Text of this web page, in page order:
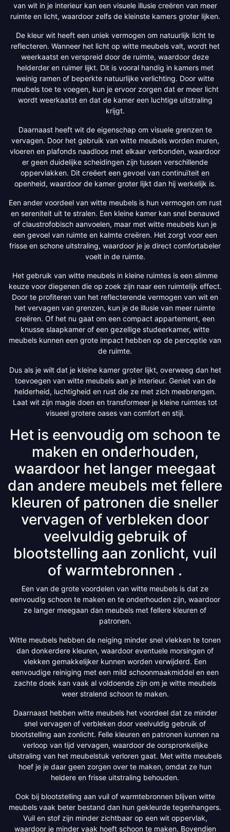
van wit in je interieur kan een visuele illusie creëren van meer
ruimte en licht, waardoor zelfs de kleinste kamers groter lijken.
De kleur wit heeft een uniek vermogen om natuurlijk licht te
reflecteren. Wanneer het licht op witte meubels valt, wordt het
weerkaatst en verspreid door de ruimte, waardoor deze
helderder en ruimer lijkt. Dit is vooral handig in kamers met
weinig ramen of beperkte natuurlijke verlichting. Door witte
meubels toe te voegen, kun je ervoor zorgen dat er meer licht
wordt weerkaatst en dat de kamer een luchtige uitstraling
krijgt.
Daarnaast heeft wit de eigenschap om visuele grenzen te
vervagen. Door het gebruik van witte meubels worden muren,
vloeren en plafonds naadloos met elkaar verbonden, waardoor
er geen duidelijke scheidingen zijn tussen verschillende
oppervlakken. Dit creëert een gevoel van continuïteit en
openheid, waardoor de kamer groter lijkt dan hij werkelijk is.
Een ander voordeel van witte meubels is hun vermogen om rust
en sereniteit uit te stralen. Een kleine kamer kan snel benauwd
of claustrofobisch aanvoelen, maar met witte meubels kun je
een gevoel van ruimte en kalmte creëren. Het zorgt voor een
frisse en schone uitstraling, waardoor je je direct comfortabeler
voelt in de ruimte.
Het gebruik van witte meubels in kleine ruimtes is een slimme
keuze voor diegenen die op zoek zijn naar een ruimtelijk effect.
Door te profiteren van het reflecterende vermogen van wit en
het vervagen van grenzen, kun je de illusie van meer ruimte
creëren. Of het nu gaat om een compact appartement, een
knusse slaapkamer of een gezellige studeerkamer, witte
meubels kunnen een grote impact hebben op de perceptie van
de ruimte.
Dus als je wilt dat je kleine kamer groter lijkt, overweeg dan het
toevoegen van witte meubels aan je interieur. Geniet van de
helderheid, luchtigheid en rust die ze met zich meebrengen.
Laat wit zijn magie doen en transformeer je kleine ruimtes tot
visueel grotere oases van comfort en stijl.
Het is eenvoudig om schoon te
maken en onderhouden,
waardoor het langer meegaat
dan andere meubels met fellere
kleuren of patronen die sneller
vervagen of verbleken door
veelvuldig gebruik of
blootstelling aan zonlicht, vuil
of warmtebronnen .
Een van de grote voordelen van witte meubels is dat ze
eenvoudig schoon te maken en te onderhouden zijn, waardoor
ze langer meegaan dan meubels met fellere kleuren of
patronen.
Witte meubels hebben de neiging minder snel vlekken te tonen
dan donkerdere kleuren, waardoor eventuele morsingen of
vlekken gemakkelijker kunnen worden verwijderd. Een
eenvoudige reiniging met een mild schoonmaakmiddel en een
zachte doek kan vaak al voldoende zijn om je witte meubels
weer stralend schoon te maken.
Daarnaast hebben witte meubels het voordeel dat ze minder
snel vervagen of verbleken door veelvuldig gebruik of
blootstelling aan zonlicht. Felle kleuren en patronen kunnen na
verloop van tijd vervagen, waardoor de oorspronkelijke
uitstraling van het meubelstuk verloren gaat. Met witte meubels
hoef je je daar geen zorgen over te maken, omdat ze hun
heldere en frisse uitstraling behouden.
Ook bij blootstelling aan vuil of warmtebronnen blijven witte
meubels vaak beter bestand dan hun gekleurde tegenhangers.
Vuil en stof zijn minder zichtbaar op een wit oppervlak,
waardoor je minder vaak hoeft schoon te maken. Bovendien